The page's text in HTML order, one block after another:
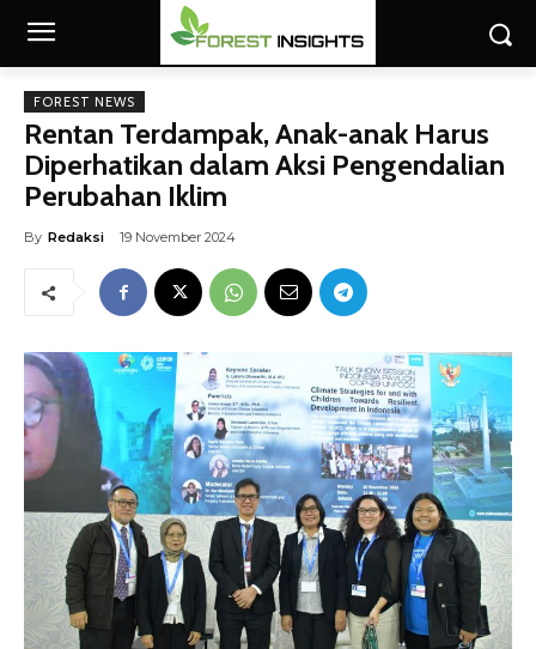
FOREST NEWS
Rentan Terdampak, Anak-anak Harus
Diperhatikan dalam Aksi Pengendalian
Perubahan Iklim
By Redaksi 19 November 2024